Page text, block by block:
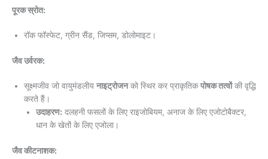
पूरक स्रोत:
रॉक फॉस्फेट, ग्रीन सैंड, जिप्सम, डोलोमाइट।
जैव उर्वरक:
सूक्ष्मजीव जो वायुमंडलीय नाइट्रोजनको स्थिर कर प्राकृतिकपोषक तत्वोंकी वृद्धि
करते हैं।
उदाहरण: दलहनी फसलों के लिए राइजोबियम, अनाज के लिए एजोटोबैक्टर,
धान के खेतों के लिए एजोला।
जैव कीटनाशक: